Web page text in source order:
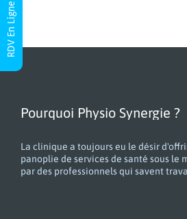
Pourquoi Physio Synergie ?
La clinique a toujours eu le désir
panoplie de services de santé sous le
par des professionnels qui savent
RDV En Ligne